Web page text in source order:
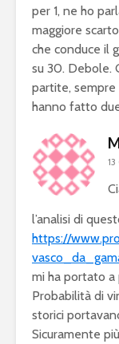
per 1, ne ho
maggiore
che conduce il
su 30. Debole.
partite, sempre
hanno fatto
l’analisi di
https://
mi ha portato a
Probabilità di
storici
Sicuramente